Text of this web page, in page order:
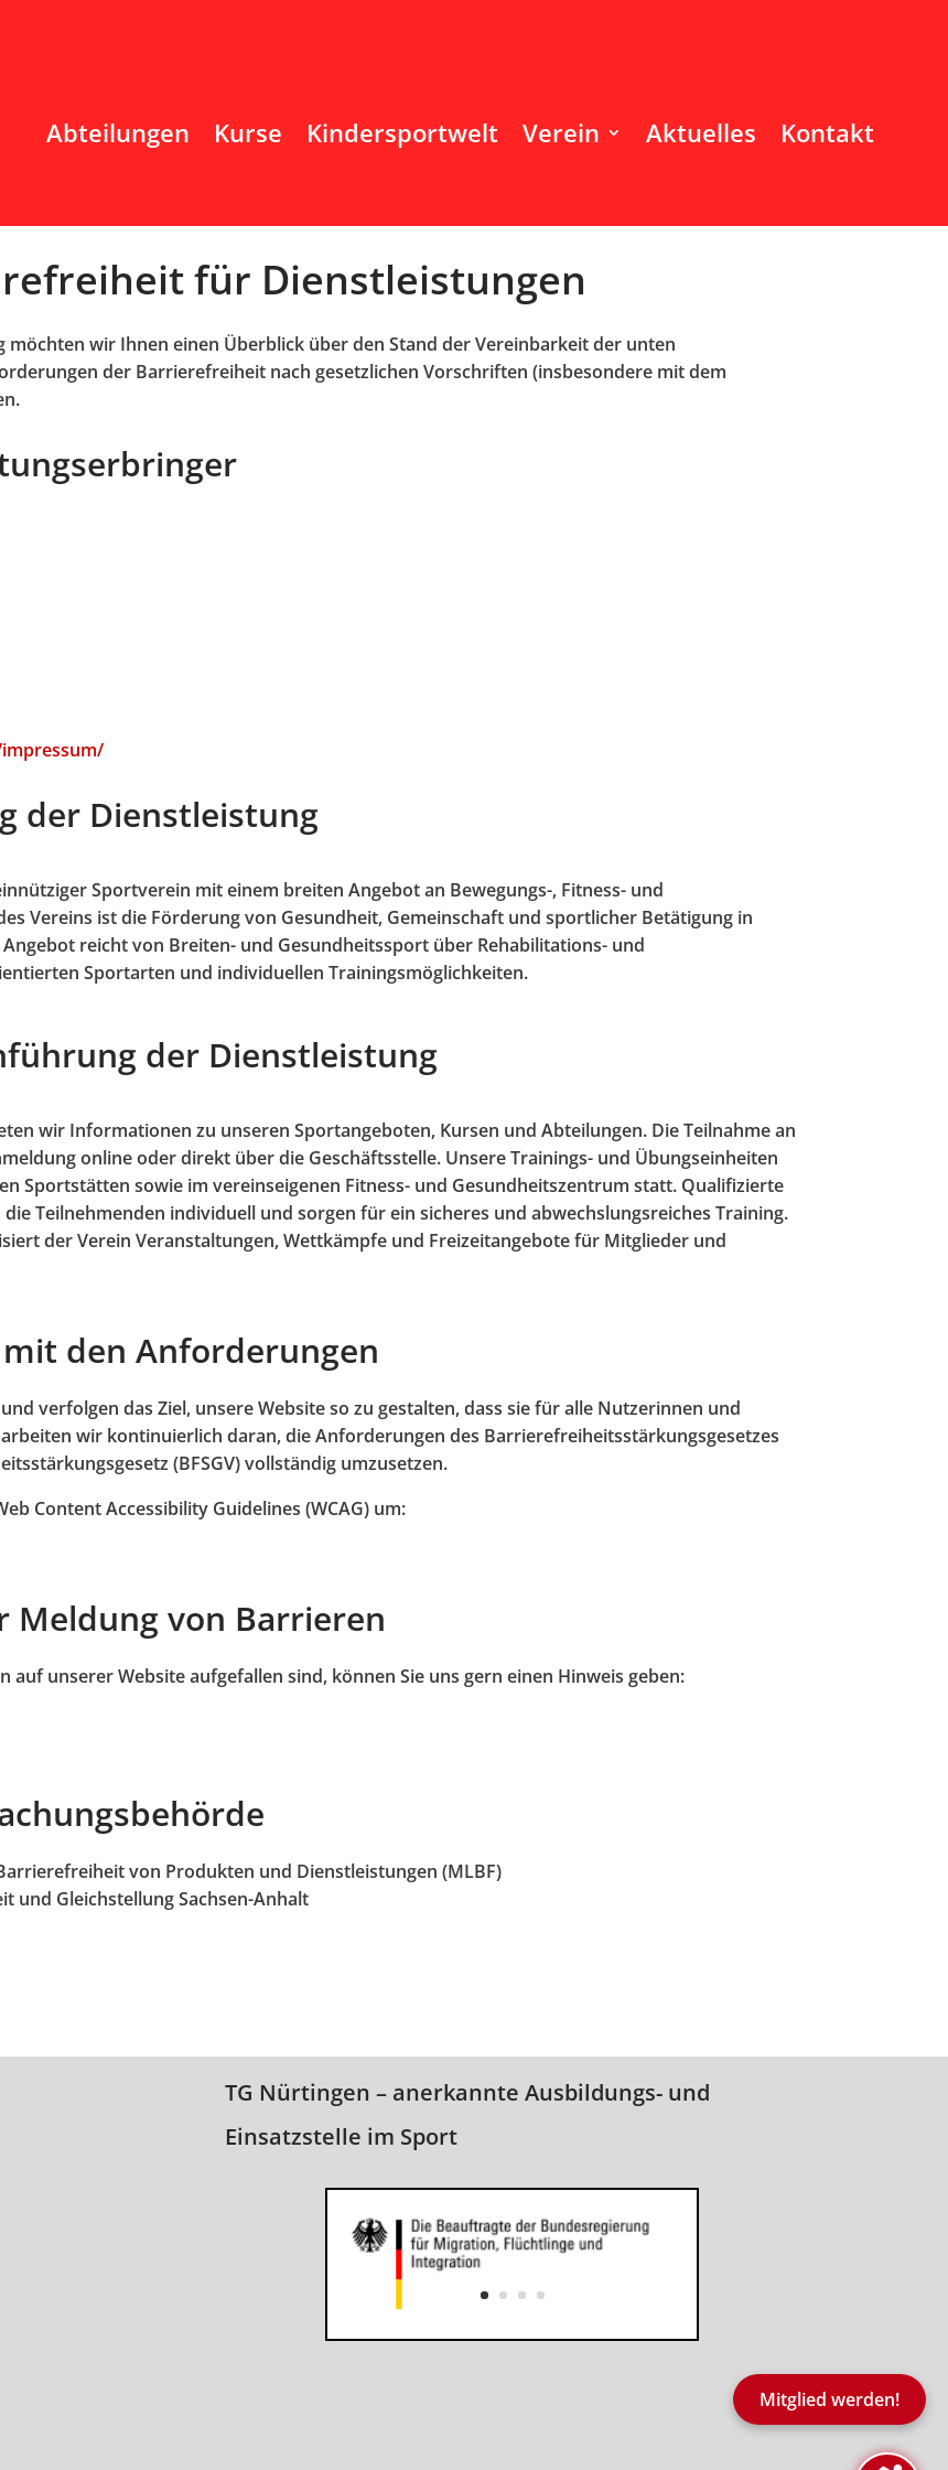
Abteilungen Kurse Kindersportwelt Verein Aktuelles Kontakt
für Dienstleistungen
wir Ihnen einen Überblick über den Stand der Vereinbarkeit der unten
der Barrierefreiheit nach gesetzlichen Vorschriften (insbesondere mit dem
der Dienstleistung
Sportverein mit einem breiten Angebot an Bewegungs-, Fitness- und
Vereins ist die Förderung von Gesundheit, Gemeinschaft und sportlicher Betätigung in
reicht von Breiten- und Gesundheitssport über Rehabilitations- und
Sportarten und individuellen Trainingsmöglichkeiten.
der Dienstleistung
wir Informationen zu unseren Sportangeboten, Kursen und Abteilungen. Die Teilnahme an
online oder direkt über die Geschäftsstelle. Unsere Trainings- und Übungseinheiten
Sportstätten sowie im vereinseigenen Fitness- und Gesundheitszentrum statt. Qualifizierte
Teilnehmenden individuell und sorgen für ein sicheres und abwechslungsreiches Training.
der Verein Veranstaltungen, Wettkämpfe und Freizeitangebote für Mitglieder und
den Anforderungen
verfolgen das Ziel, unsere Website so zu gestalten, dass sie für alle Nutzerinnen und
wir kontinuierlich daran, die Anforderungen des Barrierefreiheitsstärkungsgesetzes
(BFSGV) vollständig umzusetzen.
Content Accessibility Guidelines (WCAG) um:
Meldung von Barrieren
auf unserer Website aufgefallen sind, können Sie uns gern einen Hinweis geben:
von Produkten und Dienstleistungen (MLBF)
und Gleichstellung Sachsen-Anhalt
TG Nürtingen – anerkannte Ausbildungs- und
Einsatzstelle im Sport
Mitglied werden!